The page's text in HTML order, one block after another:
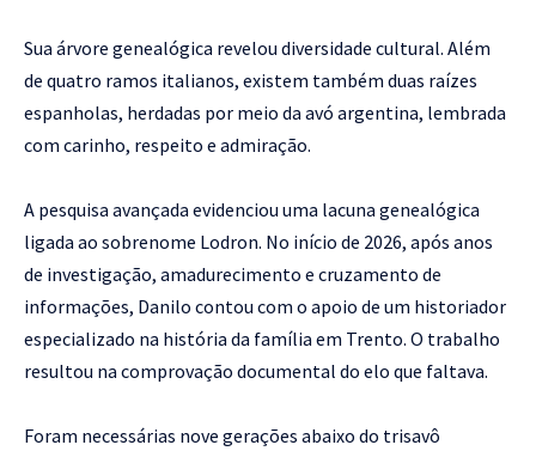
Sua árvore genealógica revelou diversidade cultural. Além
de quatro ramos italianos, existem também duas raízes
espanholas, herdadas por meio da avó argentina, lembrada
com carinho, respeito e admiração.
A pesquisa avançada evidenciou uma lacuna genealógica
ligada ao sobrenome Lodron. No início de 2026, após anos
de investigação, amadurecimento e cruzamento de
informações, Danilo contou com o apoio de um historiador
especializado na história da família em Trento. O trabalho
resultou na comprovação documental do elo que faltava.
Foram necessárias nove gerações abaixo do trisavô